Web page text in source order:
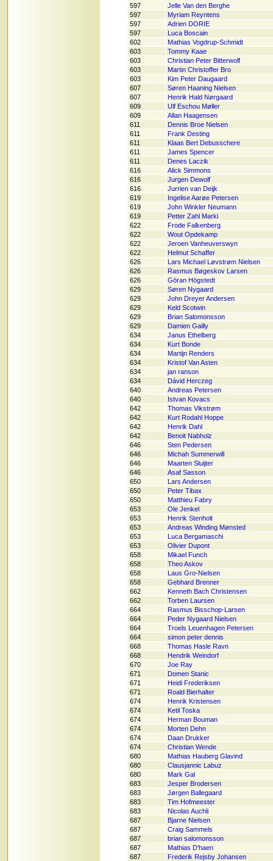
597
Jelle Van den Berghe
597
Myriam Reyntens
597
Adrien DORIE
597
Luca Boscain
602
Mathias Vogdrup-Schmidt
603
Tommy Kaae
603
Christian Peter Bitterwolf
603
Martin Christoffer Bro
603
Kim Peter Daugaard
607
Søren Haaning Nielsen
607
Henrik Hald Nørgaard
609
Ulf Eschou Møller
609
Allan Haagensen
611
Dennis Broe Nielsen
611
Frank Desting
611
Klaas Bert Debusschere
611
James Spencer
611
Denes Laczik
616
Alick Simmons
616
Jurgen Dewolf
616
Jurrien van Deijk
619
Ingelise Aarøe Petersen
619
John Winkler Neumann
619
Petter Zahl Marki
622
Frode Falkenberg
622
Wout Opdekamp
622
Jeroen Vanheuverswyn
622
Helmut Schaffer
626
Lars Michael Løvstrøm Nielsen
626
Rasmus Bøgeskov Larsen
626
Göran Högstedt
629
Søren Nygaard
629
John Dreyer Andersen
629
Keld Scotwin
629
Brian Salomonsson
629
Damien Gailly
634
Janus Ethelberg
634
Kurt Bonde
634
Martijn Renders
634
Kristof Van Asten
634
jan ranson
634
Dávid Herczeg
640
Andreas Petersen
640
Istvan Kovacs
642
Thomas Vikstrøm
642
Kurt Rodahl Hoppe
642
Henrik Dahl
642
Benoit Nabholz
646
Sten Pedersen
646
Michah Summerwill
646
Maarten Sluijter
646
Asaf Sasson
650
Lars Andersen
650
Peter Tibax
650
Matthieu Fabry
653
Ole Jenkel
653
Henrik Stenholt
653
Andreas Winding Mønsted
653
Luca Bergamaschi
653
Olivier Dupont
658
Mikael Funch
658
Theo Askov
658
Laus Gro-Nielsen
658
Gebhard Brenner
662
Kenneth Bach Christensen
662
Torben Laursen
664
Rasmus Bisschop-Larsen
664
Peder Nygaard Nielsen
664
Troels Leuenhagen Petersen
664
simon peter dennis
668
Thomas Hasle Ravn
668
Hendrik Weindorf
670
Joe Ray
671
Domen Stanic
671
Heidi Frederiksen
671
Roald Bierhalter
674
Henrik Kristensen
674
Ketil Toska
674
Herman Bouman
674
Morten Dehn
674
Daan Drukker
674
Christian Wende
680
Mathias Hauberg Glavind
680
Clausjannic Labuz
680
Mark Gal
683
Jesper Brodersen
683
Jørgen Ballegaard
683
Tim Hofmeester
683
Nicolas Auchli
687
Bjarne Nielsen
687
Craig Sammels
687
brian salomonsson
687
Mathias D'haen
687
Frederik Rejsby Johansen